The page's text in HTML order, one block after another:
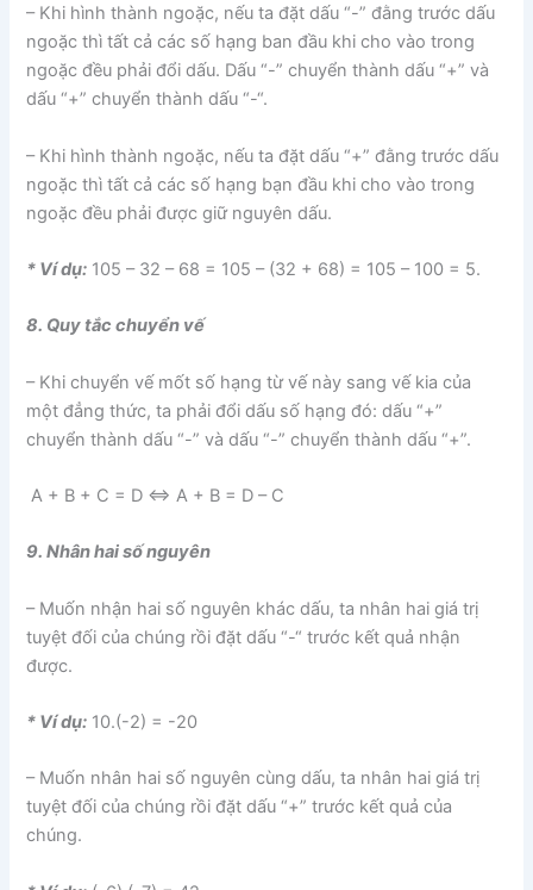
– Khi hình thành ngoặc, nếu ta đặt dấu “-” đằng trước dấu
ngoặc thì tất cả các số hạng ban đầu khi cho vào trong
ngoặc đều phải đổi dấu. Dấu “-” chuyển thành dấu “+” và
dấu “+” chuyển thành dấu “-“.
– Khi hình thành ngoặc, nếu ta đặt dấu “+” đằng trước dấu
ngoặc thì tất cả các số hạng bạn đầu khi cho vào trong
ngoặc đều phải được giữ nguyên dấu.
* Ví dụ: 105 – 32 – 68 = 105 – (32 + 68) = 105 – 100 = 5.
8. Quy tắc chuyển vế
– Khi chuyển vế mốt số hạng từ vế này sang vế kia của
một đẳng thức, ta phải đổi dấu số hạng đó: dấu “+”
chuyển thành dấu “-” và dấu “-” chuyển thành dấu “+”.
A + B + C = D ⇔ A + B = D – C
9. Nhân hai số nguyên
– Muốn nhận hai số nguyên khác dấu, ta nhân hai giá trị
tuyệt đối của chúng rồi đặt dấu “-“ trước kết quả nhận
được.
* Ví dụ: 10.(-2) = -20
– Muốn nhân hai số nguyên cùng dấu, ta nhân hai giá trị
tuyệt đối của chúng rồi đặt dấu “+” trước kết quả của
chúng.